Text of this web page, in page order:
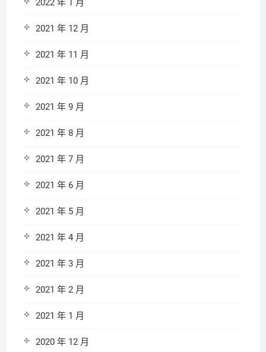
2022 年 1 月
2021 年 12 月
2021 年 11 月
2021 年 10 月
2021 年 9 月
2021 年 8 月
2021 年 7 月
2021 年 6 月
2021 年 5 月
2021 年 4 月
2021 年 3 月
2021 年 2 月
2021 年 1 月
2020 年 12 月